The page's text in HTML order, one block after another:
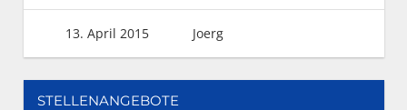
13. April 2015 Joerg
STELLENANGEBOTE